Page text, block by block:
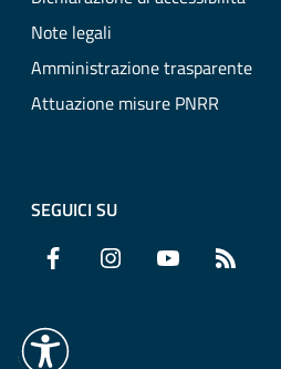
Note legali
Amministrazione trasparente
Attuazione misure PNRR
SEGUICI SU
Facebook Instagram YouTube